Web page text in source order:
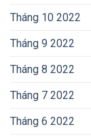
Tháng 10 2022
Tháng 9 2022
Tháng 8 2022
Tháng 7 2022
Tháng 6 2022